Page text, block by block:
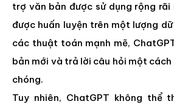
trợ văn bản được sử dụng rộng rãi
được huấn luyện trên một lượng
các thuật toán mạnh mẽ,
bản mới và trả lời câu hỏi một cách
chóng.
Tuy nhiên, ChatGPT không thể